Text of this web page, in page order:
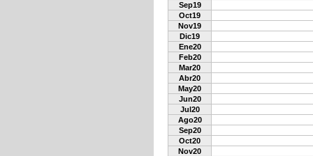
Sep19
Oct19
Nov19
Dic19
Ene20
Feb20
Mar20
Abr20
May20
Jun20
Jul20
Ago20
Sep20
Oct20
Nov20